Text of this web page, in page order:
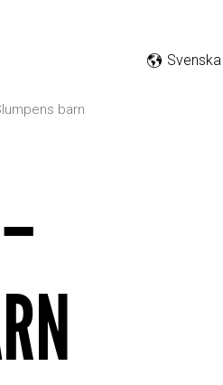
Svenska
barn